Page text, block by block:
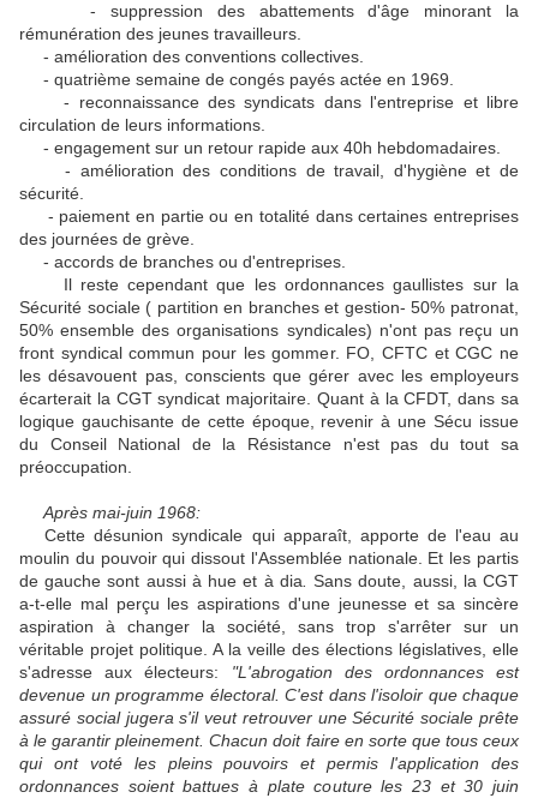
- suppression des abattements d'âge minorant la
rémunération des jeunes travailleurs.
- amélioration des conventions collectives.
- quatrième semaine de congés payés actée en 1969.
- reconnaissance des syndicats dans l'entreprise et libre
circulation de leurs informations.
- engagement sur un retour rapide aux 40h hebdomadaires.
- amélioration des conditions de travail, d'hygiène et de
sécurité.
- paiement en partie ou en totalité dans certaines entreprises
des journées de grève.
- accords de branches ou d'entreprises.
Il reste cependant que les ordonnances gaullistes sur la
Sécurité sociale ( partition en branches et gestion- 50% patronat,
50% ensemble des organisations syndicales) n'ont pas reçu un
front syndical commun pour les gommer. FO, CFTC et CGC ne
les désavouent pas, conscients que gérer avec les employeurs
écarterait la CGT syndicat majoritaire. Quant à la CFDT, dans sa
logique gauchisante de cette époque, revenir à une Sécu issue
du Conseil National de la Résistance n'est pas du tout sa
préoccupation.
Après mai-juin 1968:
Cette désunion syndicale qui apparaît, apporte de l'eau au
moulin du pouvoir qui dissout l'Assemblée nationale. Et les partis
de gauche sont aussi à hue et à dia
Sans doute, aussi, la CGT
a-t-elle mal perçu les aspirations d'une jeunesse et sa sincère
aspiration à changer la société, sans trop s'arrêter sur un
véritable projet politique. A la veille des élections législatives, elle
s'adresse aux électeurs: "L'abrogation des ordonnances est
devenue un programme électoral. C'est dans l'isoloir que chaque
assuré social jugera s'il veut retrouver une Sécurité sociale prête
à le garantir pleinement. Chacun doit faire en sorte que tous ceux
qui ont voté les pleins pouvoirs et permis l'application des
ordonnances soient battues à plate couture les 23 et 30 juin